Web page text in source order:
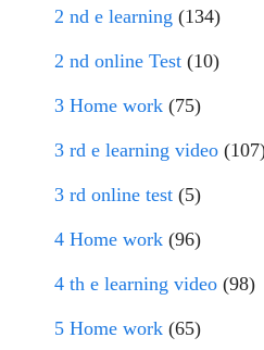
2 nd e learning (134)
2 nd online Test (10)
3 Home work (75)
3 rd e learning video
3 rd online test (5)
4 Home work (96)
4 th e learning video (98)
5 Home work (65)